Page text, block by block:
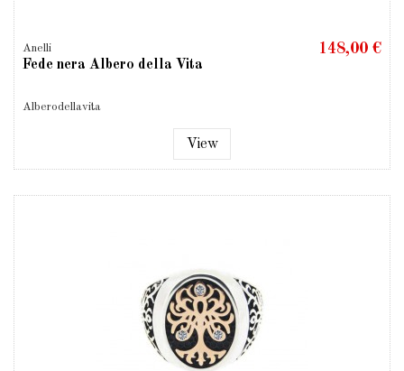
Anelli
Fede nera Albero della Vita
Alberodellavita
148,00 €
View